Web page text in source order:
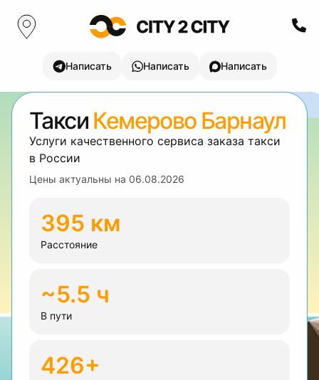
Написать Написать Написать
Такси Кемерово Барнаул
Услуги качественного сервиса заказа такси
в России
Цены актуальны на 06.08.2026
395 км
Расстояние
~5.5 ч
В пути
426+